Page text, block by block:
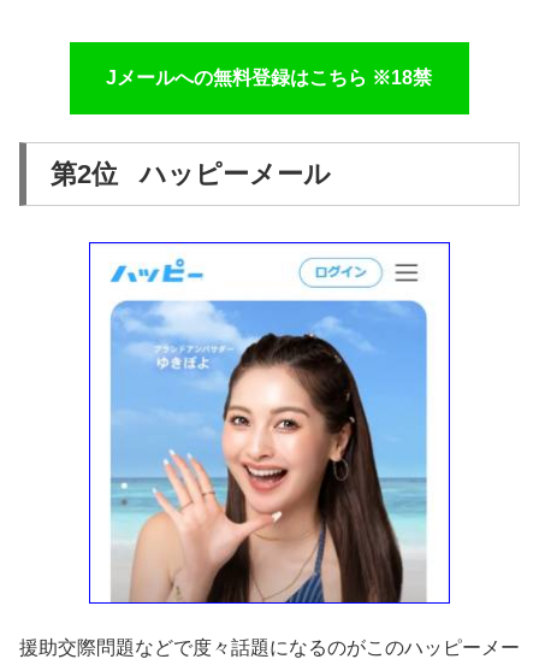
Jメールへの無料登録はこちら ※18禁
第2位 ハッピーメール
援助交際問題などで度々話題になるのがこのハッピーメー